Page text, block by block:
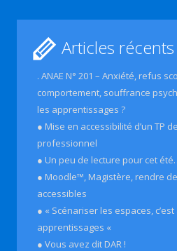
Articles récents
. ANAE N° 201 – Anxiété, refus
comportement, souffrance
les apprentissages ?
● Mise en accessibilité d’un TP
professionnel
● Un peu de lecture pour cet
● Moodle™, Magistère, rendre
accessibles
● « Scénariser les espaces,
apprentissages «
● Vous avez dit DAR !